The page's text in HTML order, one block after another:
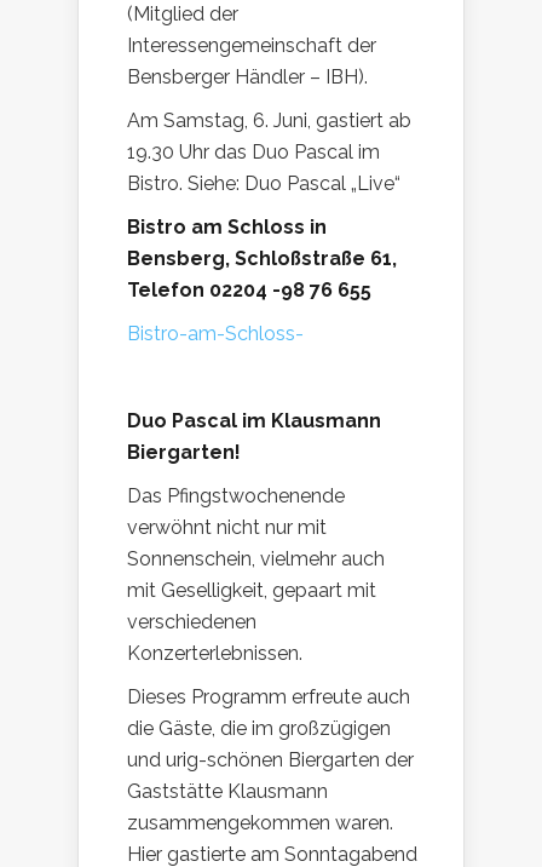
(Mitglied der
Interessengemeinschaft der
Bensberger Händler – IBH).
Am Samstag, 6. Juni, gastiert ab
19.30 Uhr das Duo Pascal im
Bistro. Siehe: Duo Pascal „Live“
Bistro am Schloss in
Bensberg, Schloßstraße 61,
Telefon 02204 -98 76 655
Bistro-am-Schloss-
Duo Pascal im Klausmann
Biergarten!
Das Pfingstwochenende
verwöhnt nicht nur mit
Sonnenschein, vielmehr auch
mit Geselligkeit, gepaart mit
verschiedenen
Konzerterlebnissen.
Dieses Programm erfreute auch
die Gäste, die im großzügigen
und urig-schönen Biergarten der
Gaststätte Klausmann
zusammengekommen waren.
Hier gastierte am Sonntagabend